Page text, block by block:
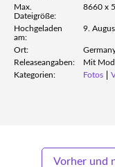
Max.
Dateigröße:
8660 x
Hochgeladen
am:
9.
Ort:
Releaseangaben:
Mit
Kategorien:
Fotos
Vorher und